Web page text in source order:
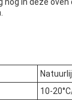
in deze
10-